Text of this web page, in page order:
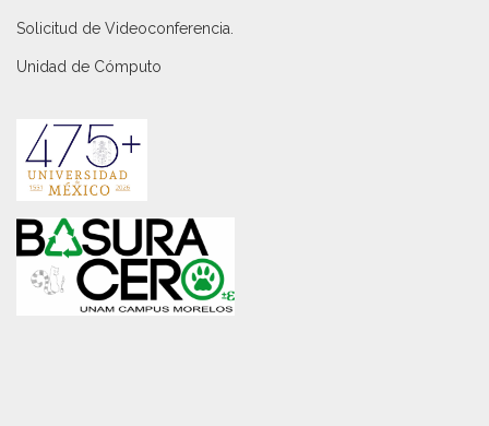
Solicitud de Videoconferencia.
Unidad de Cómputo